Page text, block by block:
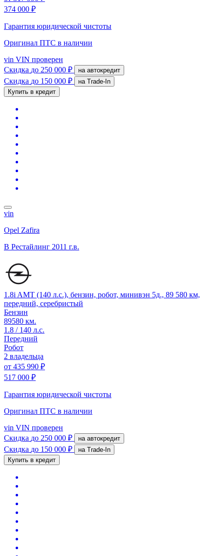
374 000 ₽
Гарантия юридической чистоты
Оригинал ПТС в наличии
vin VIN проверен
Скидка до 250 000 ₽ на автокредит
Скидка до 150 000 ₽
на Trade-In
Купить в кредит
vin
Opel Zafira
B Рестайлинг 2011 г.в.
1.8i AMT (140 л.с.), бензин, робот, минивэн 5д., 89 580 км,
передний, серебристый
Бензин
89580 км.
1.8 / 140 л.с.
Передний
Робот
2 владельца
от 435 990 ₽
517 000 ₽
Гарантия юридической чистоты
Оригинал ПТС в наличии
vin VIN проверен
Скидка до 250 000 ₽ на автокредит
Скидка до 150 000 ₽
на Trade-In
Купить в кредит